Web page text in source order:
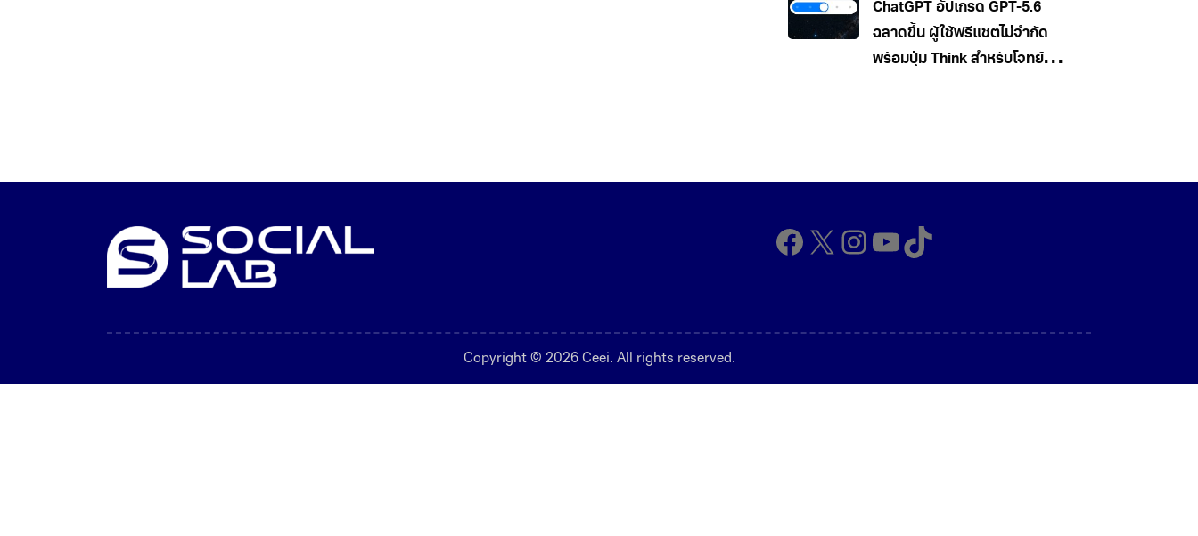
ChatGPT อัปเกรด GPT-5.6
ฉลาดขึ้น ผู้ใช้ฟรีแชตไม่จำกัด
พร้อมปุ่ม Think สำหรับโจทย์
Facebook
X Instagram
YouTube
TikTok
Copyright © 2026 Ceei. All rights reserved.